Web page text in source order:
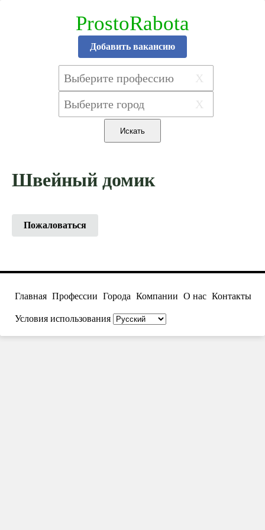
ProstoRabota
Добавить вакансию
X
X
Швейный домик
Пожаловаться
Главная Профессии Города Компании О нас Контакты
Условия использования